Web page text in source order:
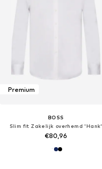
Premium
BOSS
Slim fit Zakelijk overhemd 'Hank'
€80,96